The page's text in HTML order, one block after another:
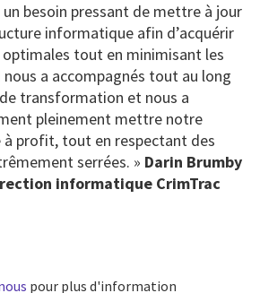
un besoin pressant de mettre à jour
informatique afin d’acquérir
optimales tout en minimisant les
nous a accompagnés tout au long
transformation et nous a
pleinement mettre notre
profit, tout en respectant des
serrées. » Darin Brumby
informatique CrimTrac
pour plus d'information